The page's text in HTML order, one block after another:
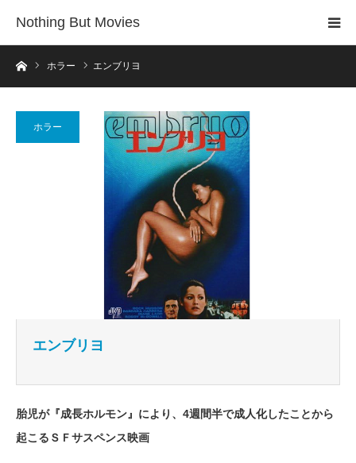
Nothing But Movies
ホームホラー エンブリヨ
ホラー
エンブリヨ
胎児が『成長ホルモン』により、4週間半で成人化したことから
起こるＳＦサスペンス映画